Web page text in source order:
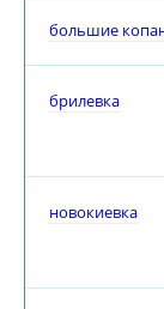
большие
брилевка
новокиевка